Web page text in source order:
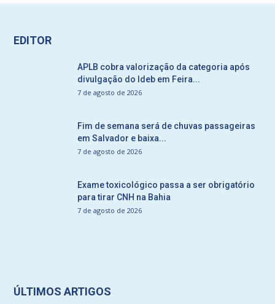
EDITOR
APLB cobra valorização da categoria após
divulgação do Ideb em Feira...
7 de agosto de 2026
Fim de semana será de chuvas passageiras
em Salvador e baixa...
7 de agosto de 2026
Exame toxicológico passa a ser obrigatório
para tirar CNH na Bahia
7 de agosto de 2026
ÚLTIMOS ARTIGOS